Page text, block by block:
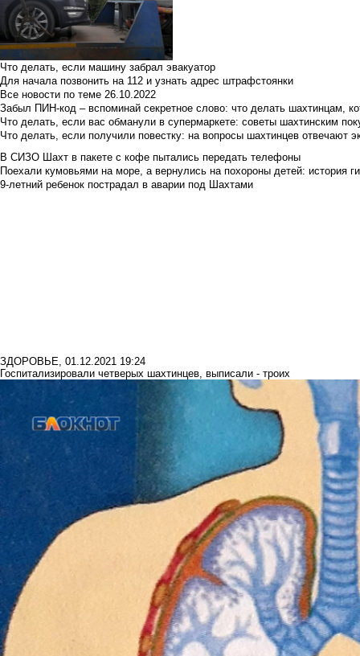
Что делать, если машину забрал эвакуатор
Для начала позвонить на 112 и узнать адрес штрафстоянки
Все новости по теме 26.10.2022
Забыл ПИН-код – вспоминай секретное слово: что делать шахтинцам,
Что делать, если вас обманули в супермаркете: советы шахтинским
Что делать, если получили повестку: на вопросы шахтинцев отвечают
В СИЗО Шахт в пакете с кофе пытались передать телефоны
Поехали кумовьями на море, а вернулись на похороны детей: история
9-летний ребенок пострадал в аварии под Шахтами
ЗДОРОВЬЕ, 01.12.2021 19:24
Госпитализировали четверых шахтинцев, выписали - троих